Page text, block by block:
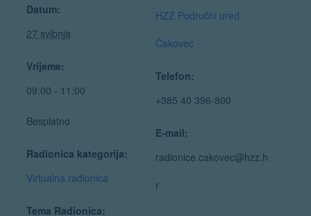
Datum:
27 svibnja
Vrijeme:
09:00 - 11:00
Besplatno
Radionica kategorija:
Virtualna radionica
Tema Radionica:
HZZ Područni ured
Čakovec
Telefon:
+385 40 396-800
E-mail:
radionice.cakovec@hzz.h
r